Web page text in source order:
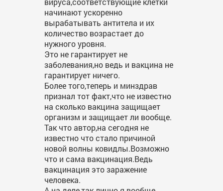
начинают ускоренно
вырабатывать антитела и их
количество возрастает до
нужного уровня.
Это не гарантирует не
заболевания,но ведь и вакцина не
гарантирует ничего.
Более того,теперь и минздрав
признал тот факт,что не известно
на сколько вакцина защищает
организм и защищает ли вообще.
Так что автор,на сегодня не
известно что стало причиной
новой волны ковидлы.Возможно
что и сама вакцинация.Ведь
вакцинация это заражение
человека.